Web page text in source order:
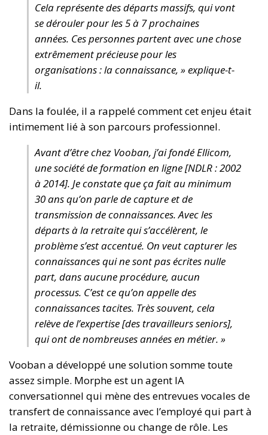
Cela représente des départs massifs, qui vont
se dérouler pour les 5 à 7 prochaines
années. Ces personnes partent avec une chose
extrêmement précieuse pour les
organisations : la connaissance, » explique-t-
il.
Dans la foulée, il a rappelé comment cet enjeu était
intimement lié à son parcours professionnel.
Avant d’être chez Vooban, j’ai fondé Ellicom,
une société de formation en ligne [NDLR : 2002
à 2014]. Je constate que ça fait au minimum
30 ans qu’on parle de capture et de
transmission de connaissances. Avec les
départs à la retraite qui s’accélèrent, le
problème s’est accentué. On veut capturer les
connaissances qui ne sont pas écrites nulle
part, dans aucune procédure, aucun
processus. C’est ce qu’on appelle des
connaissances tacites. Très souvent, cela
relève de l’expertise [des travailleurs seniors],
qui ont de nombreuses années en métier. »
Vooban a développé une solution somme toute
assez simple. Morphe est un agent IA
conversationnel qui mène des entrevues vocales de
transfert de connaissance avec l’employé qui part à
la retraite, démissionne ou change de rôle. Les